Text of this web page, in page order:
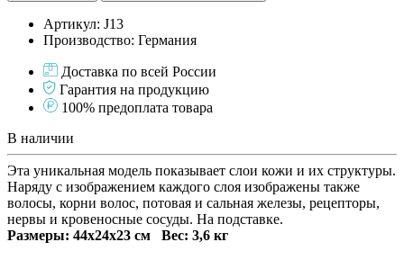
Артикул: J13
Производство: Германия
Доставка по всей России
Гарантия на продукцию
100% предоплата товара
В наличии
Эта уникальная модель показывает слои кожи и их структуры.
Наряду с изображением каждого слоя изображены также
волосы, корни волос, потовая и сальная железы, рецепторы,
нервы и кровеносные сосуды. На подставке.
Размеры: 44x24x23 cм Вес: 3,6 кг